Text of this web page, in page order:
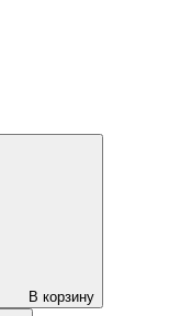
В корзину